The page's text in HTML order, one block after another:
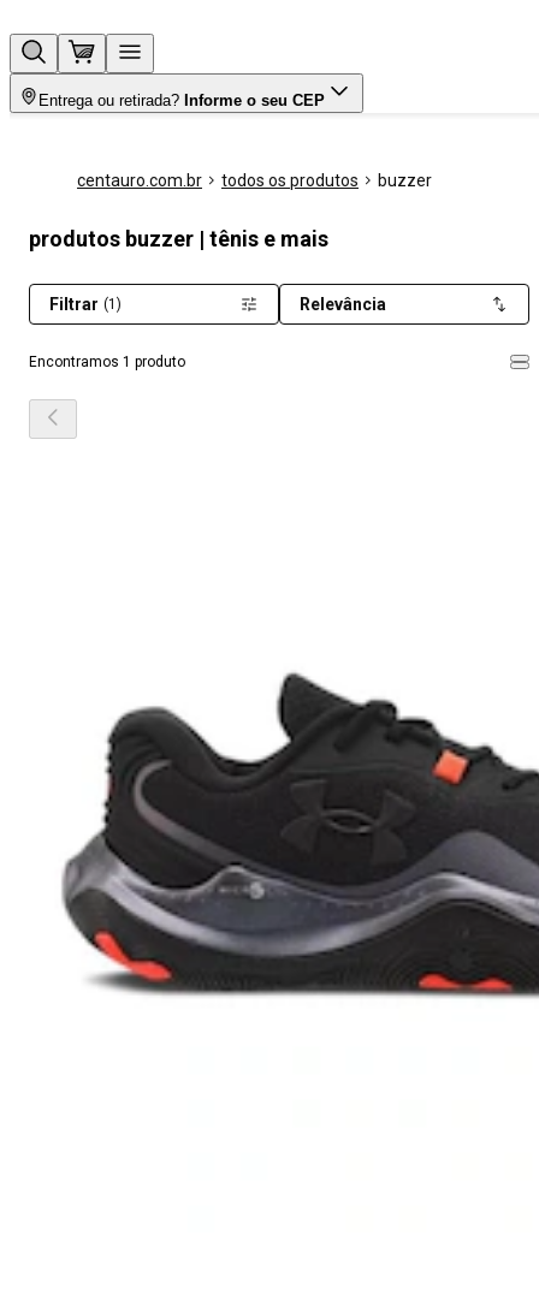
Entrega ou retirada? Informe o seu CEP
centauro.com.br todos os produtos buzzer
produtos buzzer | tênis e mais
Encontramos 1 produto
Filtrar (1) Relevância